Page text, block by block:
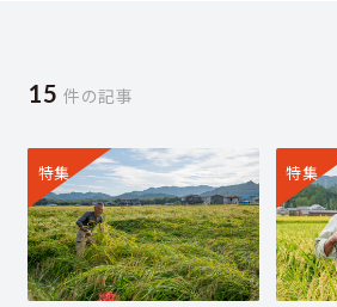
15 件の記事
特集 特集